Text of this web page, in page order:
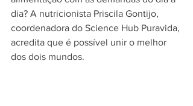
dia? A nutricionista Priscila Gontijo,
coordenadora do Science Hub Puravida,
acredita que é possível unir o melhor
dos dois mundos.